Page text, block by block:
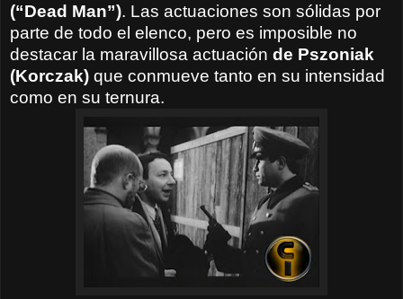
(“Dead Man”). Las actuaciones son sólidas por
parte de todo el elenco, pero es imposible no
destacar la maravillosa actuación de Pszoniak
(Korczak) que conmueve tanto en su intensidad
como en su ternura.